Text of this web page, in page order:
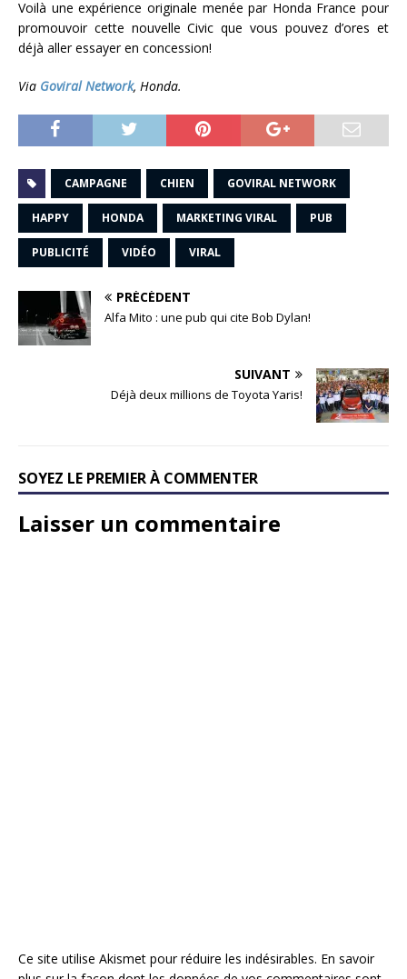
Voilà une expérience originale menée par Honda France pour
promouvoir cette nouvelle Civic que vous pouvez d’ores et
déjà aller essayer en concession!
Via Goviral Network, Honda.
CAMPAGNE CHIEN GOVIRAL NETWORK
HAPPY HONDA MARKETING VIRAL PUB
PUBLICITÉ VIDÉO VIRAL
PRÉCÉDENT
Alfa Mito : une pub qui cite Bob Dylan!
SUIVANT
Déjà deux millions de Toyota Yaris!
SOYEZ LE PREMIER À COMMENTER
Laisser un commentaire
Ce site utilise Akismet pour réduire les indésirables. En savoir